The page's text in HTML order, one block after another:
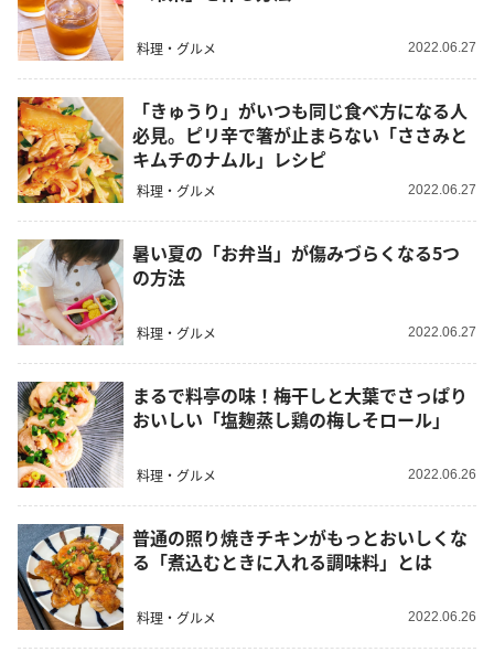
料理・グルメ 2022.06.27
「きゅうり」がいつも同じ食べ方になる人
必見。ピリ辛で箸が止まらない「ささみと
キムチのナムル」レシピ
料理・グルメ 2022.06.27
暑い夏の「お弁当」が傷みづらくなる5つ
の方法
料理・グルメ 2022.06.27
まるで料亭の味！梅干しと大葉でさっぱり
おいしい「塩麹蒸し鶏の梅しそロール」
料理・グルメ 2022.06.26
普通の照り焼きチキンがもっとおいしくな
る「煮込むときに入れる調味料」とは
料理・グルメ 2022.06.26